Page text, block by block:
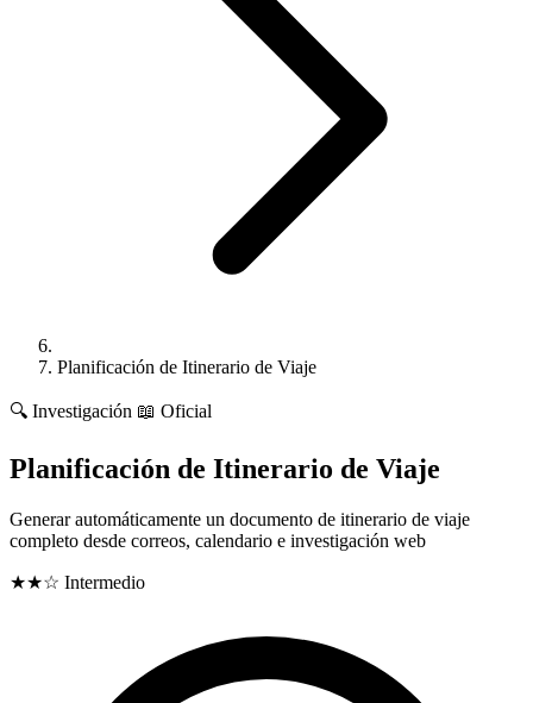
Planificación de Itinerario de Viaje
🔍 Investigación 📖 Oficial
Planificación de Itinerario de Viaje
Generar automáticamente un documento de itinerario de viaje
completo desde correos, calendario e investigación web
★★☆ Intermedio